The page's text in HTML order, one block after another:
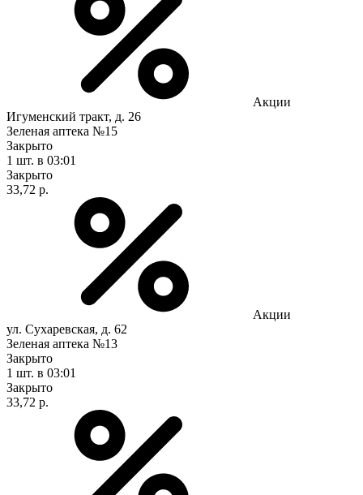
Акции
Игуменский тракт, д. 26
Зеленая аптека №15
Закрыто
1 шт. в 03:01
Закрыто
33,72 р.
Акции
ул. Сухаревская, д. 62
Зеленая аптека №13
Закрыто
1 шт. в 03:01
Закрыто
33,72 р.